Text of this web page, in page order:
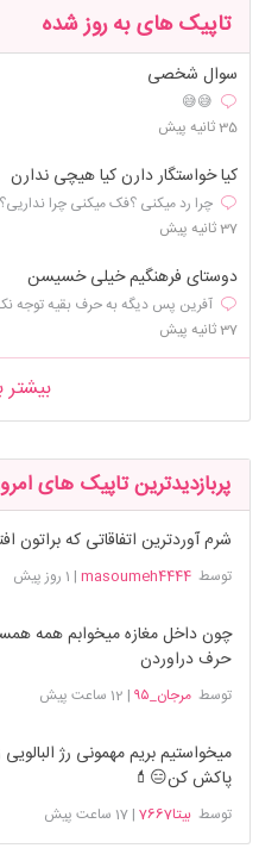
تاپیک های به روز شده
سوال شخصی
😅😅
35 ثانیه پیش
کیا خواستگار دارن کیا هیچی ندارن
چرا رد میکنی ؟فک میکنی چرا نداریی؟
37 ثانیه پیش
دوستای فرهنگیم خیلی خسیسن
آفرین پس دیگه به حرف بقیه توجه
37 ثانیه پیش
بیشتر
پربازدیدترین تاپیک های
شرم آوردترین اتفاقاتی که براتون
توسطmasoumeh4444
| 1 روز پیش
چون داخل مغازه میخوابم همه
حرف دراوردن
توسطمرجان_۹۵ | 12 ساعت پیش
میخواستیم بریم مهمونی رژ
پاکش کن😑💄
توسطبیتا7667 |17 ساعت پیش